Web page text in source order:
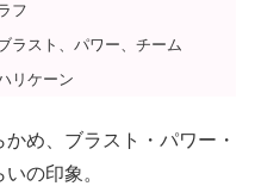
フ
ラスト、パワー、チーム
リケーン
め、ブラスト・パワー・
の印象。